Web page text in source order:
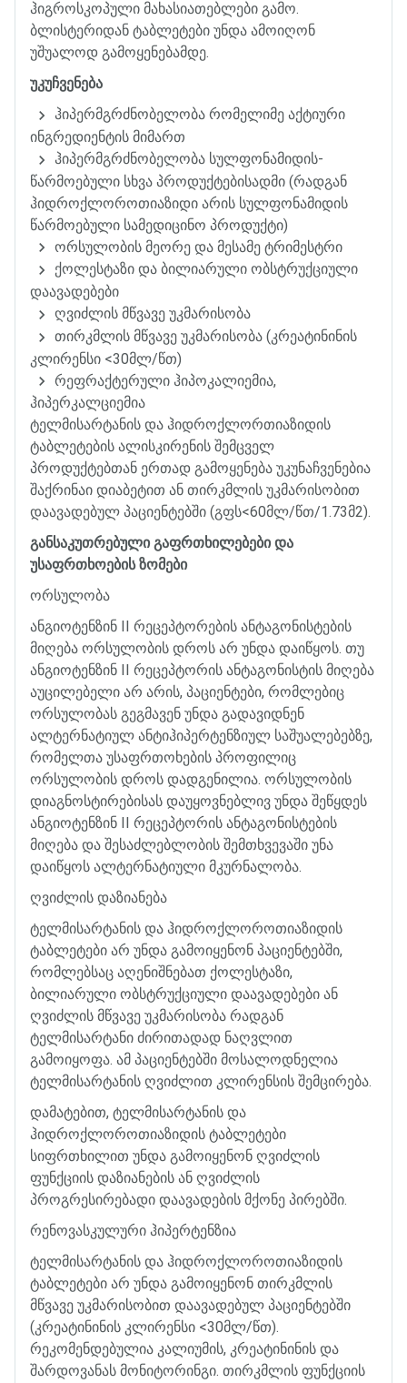
ჰიგროსკოპული მახასიათებლები გამო.
ბლისტერიდან ტაბლეტები უნდა ამოიღონ
უშუალოდ გამოყენებამდე.
უკუჩვენება
ჰიპერმგრძნობელობა რომელიმე აქტიური
ინგრედიენტის მიმართ
ჰიპერმგრძნობელობა სულფონამიდის-
წარმოებული სხვა პროდუქტებისადმი (რადგან
ჰიდროქლოროთიაზიდი არის სულფონამიდის
წარმოებული სამედიცინო პროდუქტი)
ორსულობის მეორე და მესამე ტრიმესტრი
ქოლესტაზი და ბილიარული ობსტრუქციული
დაავადებები
ღვიძლის მწვავე უკმარისობა
თირკმლის მწვავე უკმარისობა (კრეატინინის
კლირენსი <30მლ/წთ)
რეფრაქტერული ჰიპოკალიემია,
ჰიპერკალციემია
ტელმისარტანის და ჰიდროქლორთიაზიდის
ტაბლეტების ალისკირენის შემცველ
პროდუქტებთან ერთად გამოყენება უკუნაჩვენებია
შაქრინაი დიაბეტით ან თირკმლის უკმარისობით
დაავადებულ პაციენტებში (გფს<60მლ/წთ/1.73მ2).
განსაკუთრებული გაფრთხილებები და
უსაფრთხოების ზომები
ორსულობა
ანგიოტენზინ
რეცეპტორების ანტაგონისტების
მიღება ორსულობის დროს არ უნდა დაიწყოს. თუ
ანგიოტენზინ
რეცეპტორის ანტაგონისტის მიღება
აუცილებელი არ არის, პაციენტები, რომლებიც
ორსულობას გეგმავენ უნდა გადავიდნენ
ალტერნატიულ ანტიჰიპერტენზიულ საშუალებებზე,
რომელთა უსაფრთოხების პროფილიც
ორსულობის დროს დადგენილია. ორსულობის
დიაგნოსტირებისას დაუყოვნებლივ უნდა შეწყდეს
ანგიოტენზინ
რეცეპტორის ანტაგონისტების
მიღება და შესაძლებლობის შემთხვევაში უნა
დაიწყოს ალტერნატიული მკურნალობა.
ღვიძლის დაზიანება
ტელმისარტანის და ჰიდროქლოროთიაზიდის
ტაბლეტები არ უნდა გამოიყენონ პაციენტებში,
რომლებსაც აღენიშნებათ ქოლესტაზი,
ბილიარული ობსტრუქციული დაავადებები ან
ღვიძლის მწვავე უკმარისობა რადგან
ტელმისარტანი ძირითადად ნაღვლით
გამოიყოფა. ამ პაციენტებში მოსალოდნელია
ტელმისარტანის ღვიძლით კლირენსის შემცირება.
დამატებით, ტელმისარტანის და
ჰიდროქლოროთიაზიდის ტაბლეტები
სიფრთხილით უნდა გამოიყენონ ღვიძლის
ფუნქციის დაზიანების ან ღვიძლის
პროგრესირებადი დაავადების მქონე პირებში.
რენოვასკულური ჰიპერტენზია
ტელმისარტანის და ჰიდროქლოროთიაზიდის
ტაბლეტები არ უნდა გამოიყენონ თირკმლის
მწვავე უკმარისობით დაავადებულ პაციენტებში
(კრეატინინის კლირენსი <30მლ/წთ).
რეკომენდებულია კალიუმის, კრეატინინის და
შარდოვანას მონიტორინგი. თირკმლის ფუნქციის